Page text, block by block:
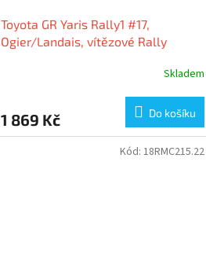
Toyota GR Yaris Rally1 #17,
Ogier/Landais, vítězové Rally
Skladem
1 869 Kč Do košíku
Kód: 18RMC215.22